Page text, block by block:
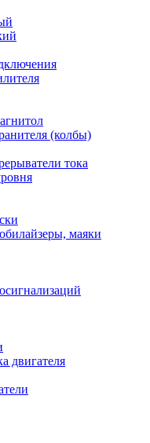
(колбы)
тока
маяки
двигателя